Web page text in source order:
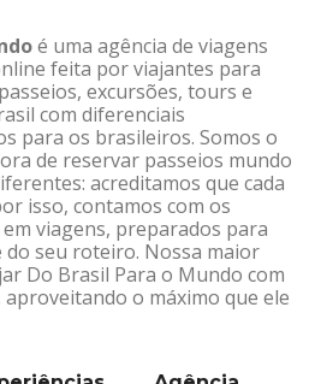
é uma agência de viagens
feita por viajantes para
excursões, tours e
com diferenciais
para os brasileiros. Somos o
de reservar passeios mundo
acreditamos que cada
isso, contamos com os
viagens, preparados para
do seu roteiro. Nossa maior
Do Brasil Para o Mundo com
o máximo que ele